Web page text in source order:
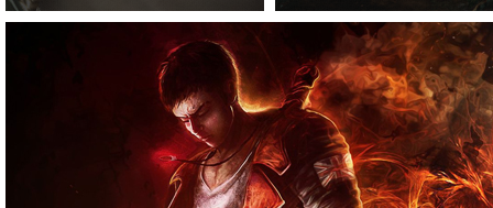
Tournament 2 a Wii U konzolon is
A Crysis 3 Hét Csodája
mutat be a játékból.